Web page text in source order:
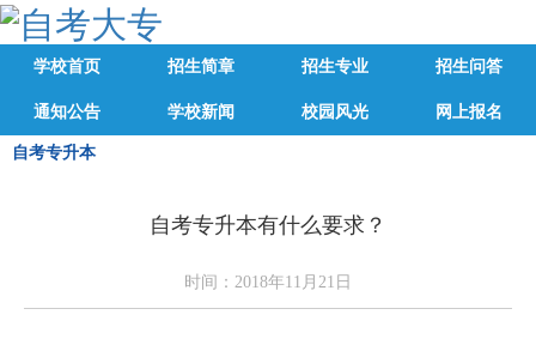
学校首页 招生简章 招生专业 招生问答
通知公告 学校新闻 校园风光 网上报名
自考专升本
自考专升本有什么要求？
时间：2018年11月21日